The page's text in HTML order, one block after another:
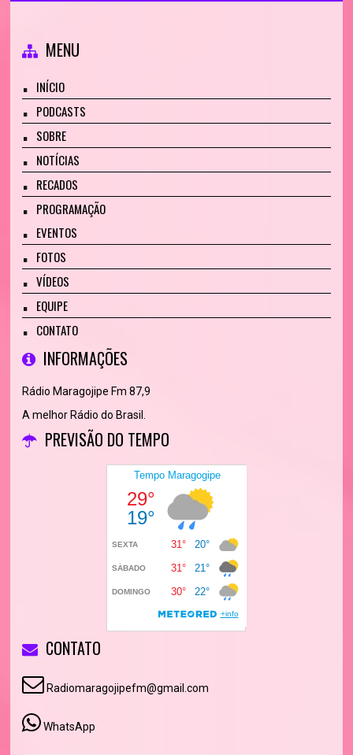
MENU
INÍCIO
PODCASTS
SOBRE
NOTÍCIAS
RECADOS
PROGRAMAÇÃO
EVENTOS
FOTOS
VÍDEOS
EQUIPE
CONTATO
INFORMAÇÕES
Rádio Maragojipe Fm 87,9
A melhor Rádio do Brasil.
PREVISÃO DO TEMPO
CONTATO
Radiomaragojipefm@gmail.com
WhatsApp